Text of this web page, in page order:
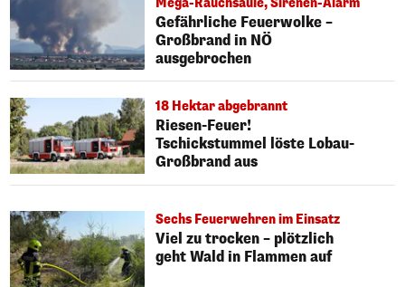
Gefährliche Feuerwolke –
Großbrand in NÖ
ausgebrochen
18 Hektar abgebrannt
Riesen-Feuer!
Tschickstummel löste Lobau-
Großbrand aus
Sechs Feuerwehren im Einsatz
Viel zu trocken – plötzlich
geht Wald in Flammen auf